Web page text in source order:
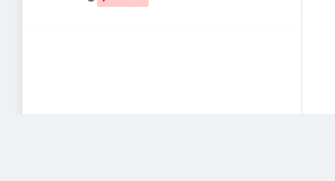
Deutschland